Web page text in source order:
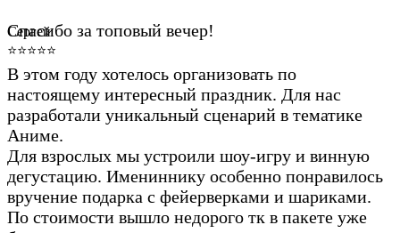
Спасибо за топовый вечер!
Сергей
⭐⭐⭐⭐⭐
В этом году хотелось организовать по
настоящему интересный праздник. Для нас
разработали уникальный сценарий в тематике
Аниме.
Для взрослых мы устроили шоу-игру и винную
дегустацию. Имениннику особенно понравилось
вручение подарка с фейерверками и шариками.
По стоимости вышло недорого тк в пакете уже